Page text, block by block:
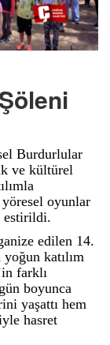
Burdurlular
ve kültürel
oyunlar
estirildi.
edilen 14.
katılım
farklı
boyunca
yaşattı hem
hasret